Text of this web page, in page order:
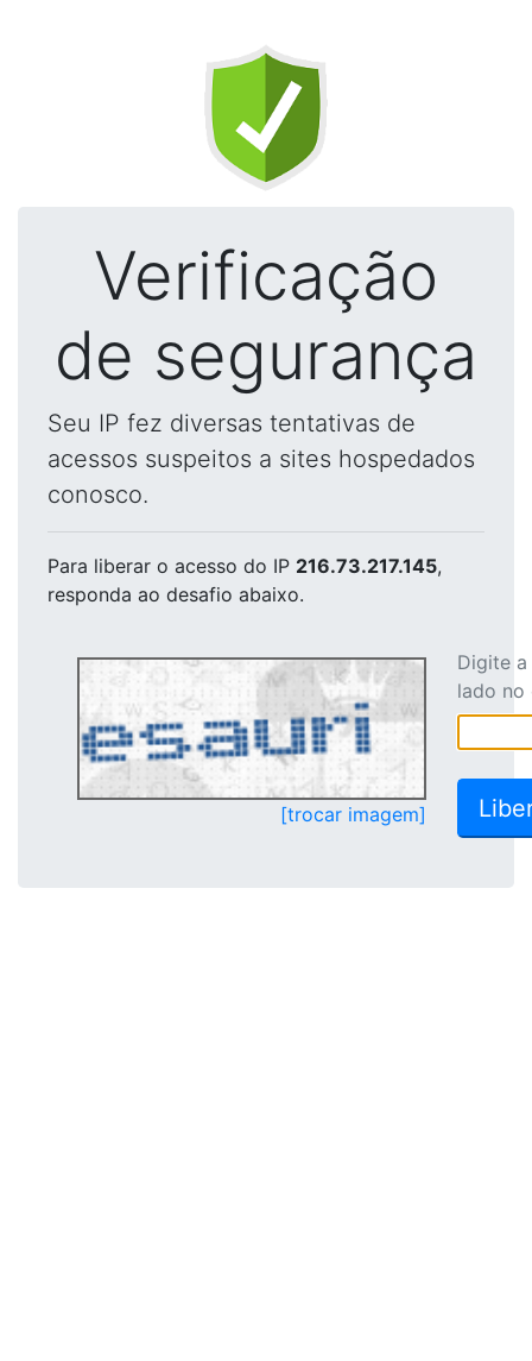
Verificação
de segurança
Seu IP fez diversas tentativas de
acessos suspeitos a sites hospedados
conosco.
Para liberar o acesso do IP 216.73.217.145,
responda ao desafio abaixo.
[trocar imagem]
Digite
lado no